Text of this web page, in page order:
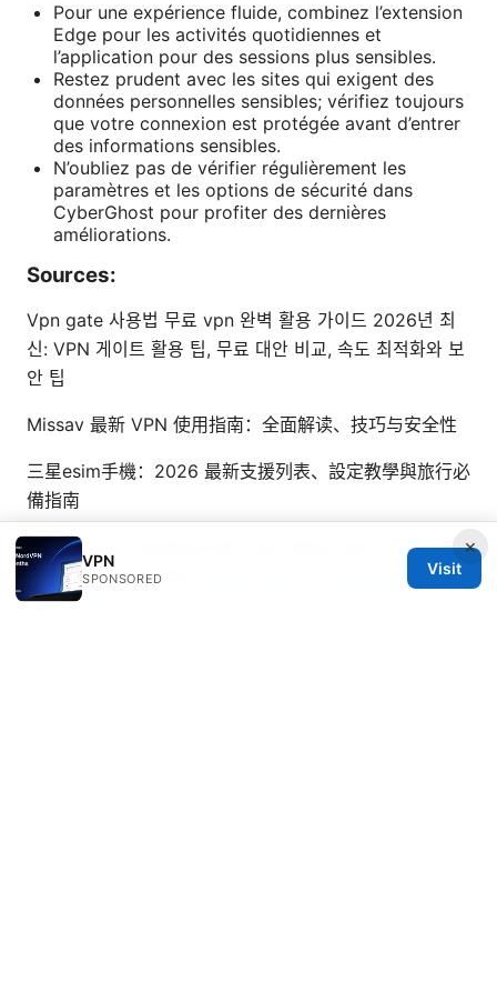
Pour une expérience fluide, combinez l’extension
Edge pour les activités quotidiennes et
l’application pour des sessions plus sensibles.
Restez prudent avec les sites qui exigent des
données personnelles sensibles; vérifiez toujours
que votre connexion est protégée avant d’entrer
des informations sensibles.
N’oubliez pas de vérifier régulièrement les
paramètres et les options de sécurité dans
CyberGhost pour profiter des dernières
améliorations.
Sources:
Vpn gate 사용법 무료 vpn 완벽 활용 가이드 2026년 최
신: VPN 게이트 활용 팁, 무료 대안 비교, 속도 최적화와 보
안 팁
Missav 最新 VPN 使用指南：全面解读、技巧与安全性
三星esim手機：2026 最新支援列表、設定教學與旅行必
備指南
Vmware not working with vpn heres how to fix it
and get back online
Totalav vpn not working heres
how to fix it
×
VPN
SPONSORED
Visit